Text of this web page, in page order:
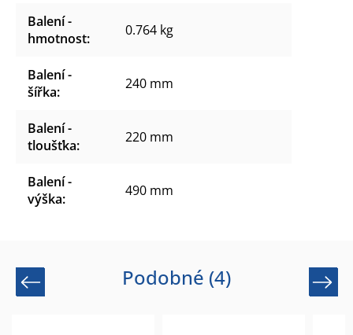
Balení -
hmotnost: 0.764 kg
Balení -
šířka: 240 mm
Balení -
tloušťka: 220 mm
Balení -
výška: 490 mm
Podobné (4)
Previous Next